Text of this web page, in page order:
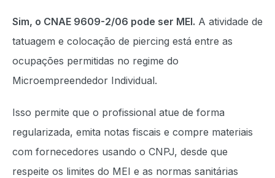
Sim, o CNAE 9609-2/06 pode ser MEI. A atividade de
tatuagem e colocação de piercing está entre as
ocupações permitidas no regime do
Microempreendedor Individual.
Isso permite que o profissional atue de forma
regularizada, emita notas fiscais e compre materiais
com fornecedores usando o CNPJ, desde que
respeite os limites do MEI e as normas sanitárias